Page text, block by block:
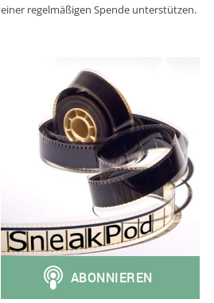
einer regelmäßigen Spende unterstützen.